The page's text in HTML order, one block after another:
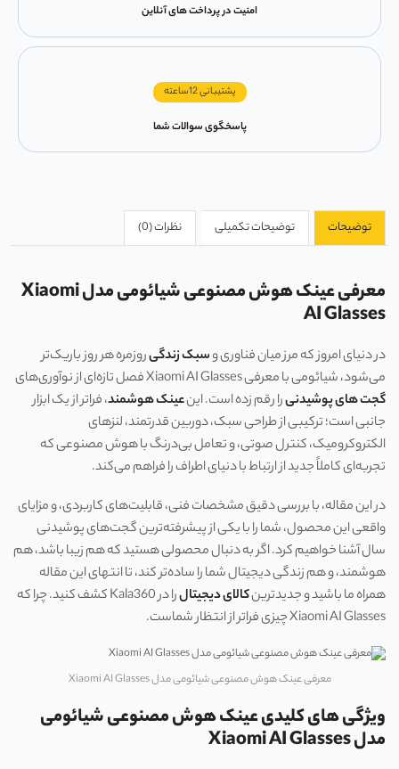
امنیت در پرداخت های آنلاین
پشتیبانی 12ساعته
پاسخگوی سوالات شما
توضیحات توضیحات تکمیلی نظرات (0)
معرفی عینک هوش مصنوعی شیائومی مدل Xiaomi
AI Glasses
در دنیای امروز که مرز میان فناوری وسبک زندگیروزمره هر روز باریک‌تر
می‌شود، شیائومی با معرفی Xiaomi AI Glasses فصل تازه‌ای از نوآوری‌های
گجت های پوشیدنیرا رقم زده است. اینعینک هوشمند، فراتر از یک ابزار
جانبی است؛ ترکیبی از طراحی سبک، دوربین قدرتمند، لنزهای
الکتروکرومیک، کنترل صوتی، و تعامل بی‌درنگ با هوش مصنوعی که
تجربه‌ای کاملاً جدید از ارتباط با دنیای اطراف را فراهم می‌کند.
در این مقاله، با بررسی دقیق مشخصات فنی، قابلیت‌های کاربردی، و مزایای
واقعی این محصول، شما را با یکی از پیشرفته‌ترین گجت‌های پوشیدنی
سال آشنا خواهیم کرد. اگر به دنبال محصولی هستید که هم زیبا باشد، هم
هوشمند، و هم زندگی دیجیتال شما را ساده‌تر کند، تا انتهای این مقاله
همراه ما باشید و جدیدترینکالای دیجیتال
را در Kala360 کشف کنید. چرا که
Xiaomi AI Glasses چیزی فراتر از انتظار شماست.
معرفی عینک هوش مصنوعی شیائومی مدل Xiaomi AI Glasses
ویژگی های کلیدی عینک هوش مصنوعی شیائومی
مدل Xiaomi AI Glasses